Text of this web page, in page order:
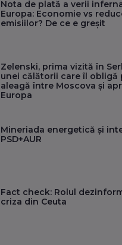
Nota de plată a verii
Europa: Economie vs
emisiilor? De ce e greșit
Zelenski, prima vizită în
unei călătorii care îl obligă
aleagă între Moscova și
Europa
Mineriada energetică și
PSD+AUR
Fact check: Rolul
criza din Ceuta